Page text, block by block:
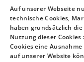
demonstrieren!
Menschen
einsetzen und
machen. Doch
Demo richtig?
Auf unserer Webseite
technische Cookies,
haben grundsätzlich
Nutzung dieser
Cookies eine
auf unserer Website